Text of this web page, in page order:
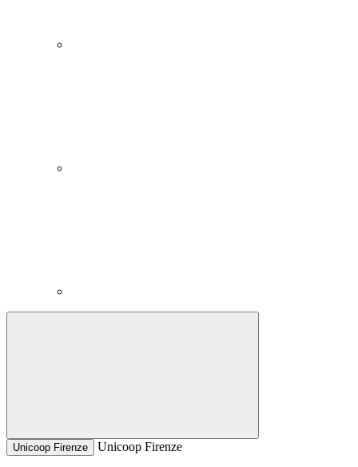
Unicoop Firenze Unicoop Firenze